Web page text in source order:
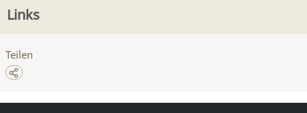
Links
Teilen